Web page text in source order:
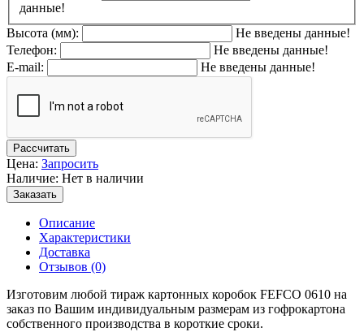
данные!
Высота (мм):
Не введены данные!
Телефон:
Не введены данные!
E-mail:
Не введены данные!
Рассчитать
Цена: Запросить
Наличие: Нет в наличии
Заказать
Описание
Характеристики
Доставка
Отзывов (0)
Изготовим любой тираж картонных коробок FEFCO 0610 на
заказ по Вашим индивидуальным размерам из гофрокартона
собственного производства в короткие сроки.